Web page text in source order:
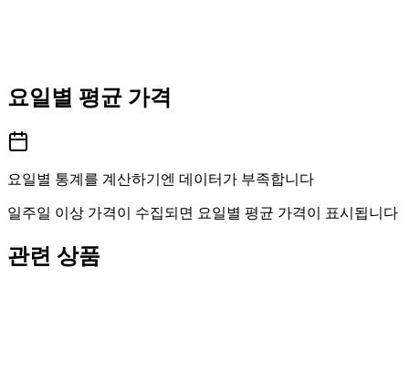
요일별 평균 가격
요일별 통계를 계산하기엔 데이터가 부족합니다
일주일 이상 가격이 수집되면 요일별 평균 가격이 표시됩니다
관련 상품